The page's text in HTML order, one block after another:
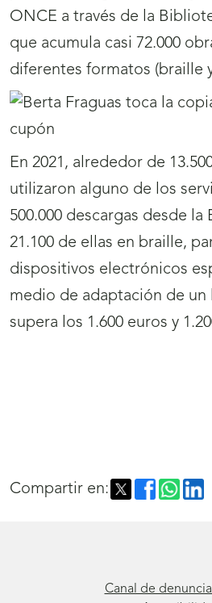
ONCE a través de la
que acumula casi 72.000
diferentes formatos (braille
En 2021, alrededor de
utilizaron alguno de los
500.000 descargas desde
21.100 de ellas en braille,
dispositivos electrónicos
medio de adaptación de un
supera los 1.600 euros y
Compartir en:
Canal de